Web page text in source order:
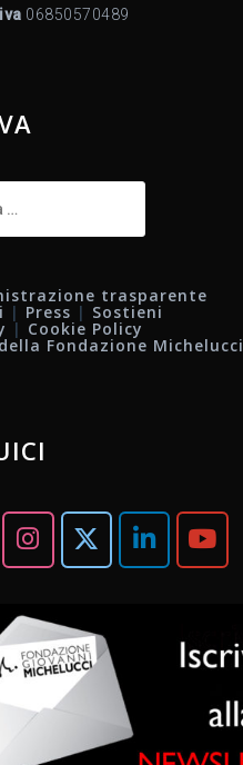
06850570489
trasparente
| Press | Sostieni
| Cookie Policy
Fondazione Michelucci